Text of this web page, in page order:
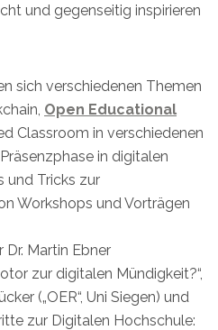
und gegenseitig inspirieren
sich verschiedenen Themen
Open Educational
Classroom in verschiedenen
in digitalen
und Tricks zur
Workshops und Vorträgen
Martin Ebner
zur digitalen Mündigkeit?“,
(„OER“, Uni Siegen) und
zur Digitalen Hochschule: